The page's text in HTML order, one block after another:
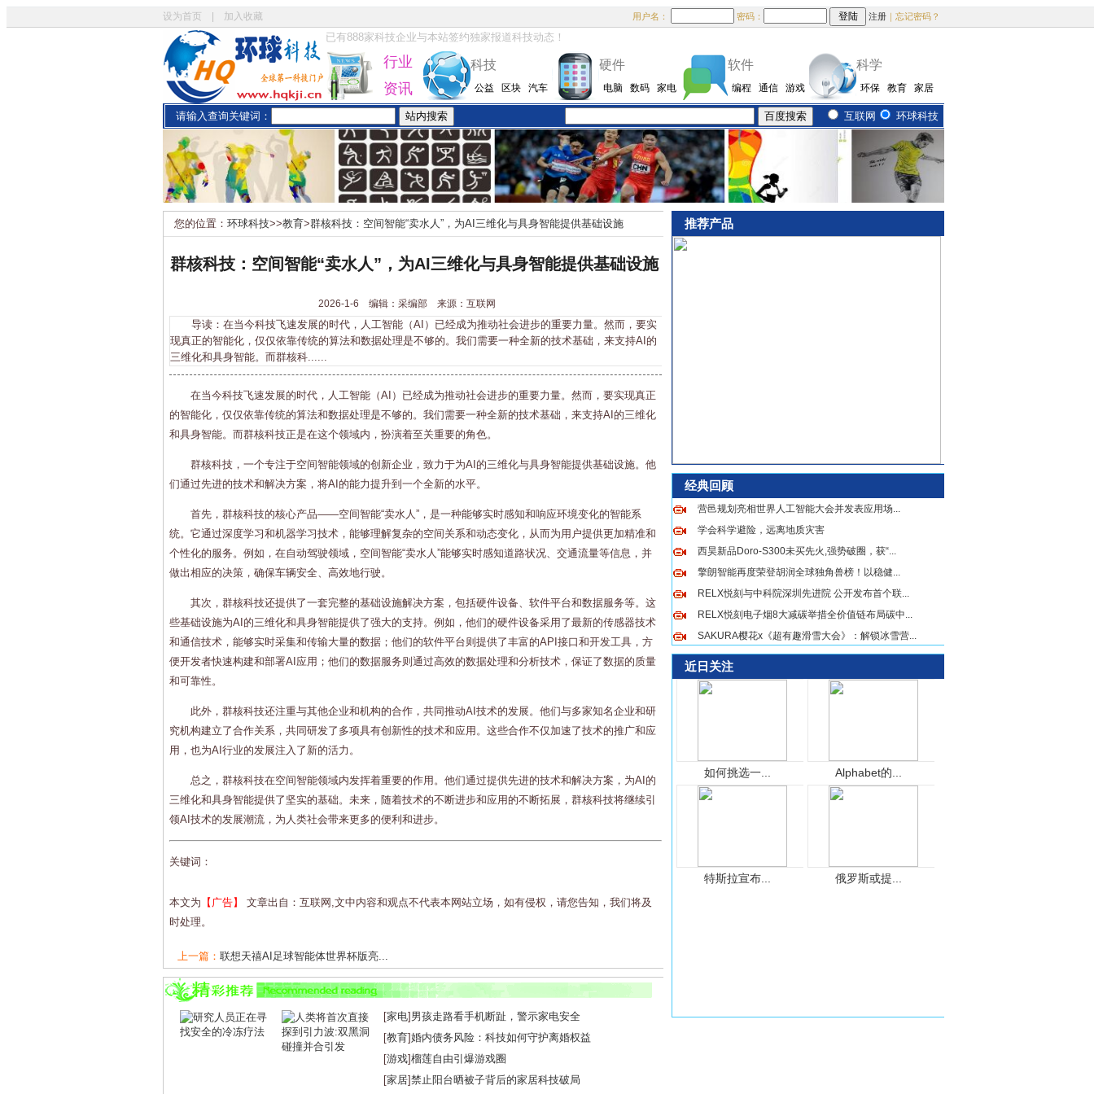
设为首页 加入收藏 用户名： 密码： 注册 ｜忘记密码？
已有888家科技企业与本站签约独家报道科技动态！
行业
资讯
科技
公益 区块 汽车
硬件
电脑 数码 家电
软件
编程 通信 游戏
科学
环保 教育 家居
请输入查询关键词： 互联网 环球科技
您的位置： 环球科技>>教育>群核科技：空间智能“卖水人”，为AI三维化与具身智能提供基础设施
群核科技：空间智能“卖水人”，为AI三维化与具身智能提供基础设施
2026-1-6 编辑：采编部 来源：互联网
导读：在当今科技飞速发展的时代，人工智能（AI）已经成为推动社会进步的重要力量。然而，要实
现真正的智能化，仅仅依靠传统的算法和数据处理是不够的。我们需要一种全新的技术基础，来支持AI的
三维化和具身智能。而群核科......
在当今科技飞速发展的时代，人工智能（AI）已经成为推动社会进步的重要力量。然而，要实现真正
的智能化，仅仅依靠传统的算法和数据处理是不够的。我们需要一种全新的技术基础，来支持AI的三维化
和具身智能。而群核科技正是在这个领域内，扮演着至关重要的角色。
群核科技，一个专注于空间智能领域的创新企业，致力于为AI的三维化与具身智能提供基础设施。他
们通过先进的技术和解决方案，将AI的能力提升到一个全新的水平。
首先，群核科技的核心产品——空间智能“卖水人”，是一种能够实时感知和响应环境变化的智能系
统。它通过深度学习和机器学习技术，能够理解复杂的空间关系和动态变化，从而为用户提供更加精准和
个性化的服务。例如，在自动驾驶领域，空间智能“卖水人”能够实时感知道路状况、交通流量等信息，并
做出相应的决策，确保车辆安全、高效地行驶。
其次，群核科技还提供了一套完整的基础设施解决方案，包括硬件设备、软件平台和数据服务等。这
些基础设施为AI的三维化和具身智能提供了强大的支持。例如，他们的硬件设备采用了最新的传感器技术
和通信技术，能够实时采集和传输大量的数据；他们的软件平台则提供了丰富的API接口和开发工具，方
便开发者快速构建和部署AI应用；他们的数据服务则通过高效的数据处理和分析技术，保证了数据的质量
和可靠性。
此外，群核科技还注重与其他企业和机构的合作，共同推动AI技术的发展。他们与多家知名企业和研
究机构建立了合作关系，共同研发了多项具有创新性的技术和应用。这些合作不仅加速了技术的推广和应
用，也为AI行业的发展注入了新的活力。
总之，群核科技在空间智能领域内发挥着重要的作用。他们通过提供先进的技术和解决方案，为AI的
三维化和具身智能提供了坚实的基础。未来，随着技术的不断进步和应用的不断拓展，群核科技将继续引
领AI技术的发展潮流，为人类社会带来更多的便利和进步。
关键词：
本文为 【广告】
文章出自：互联网,文中内容和观点不代表本网站立场，如有侵权，请您告知，我们将及
时处理。
上一篇： 联想天禧AI足球智能体世界杯版亮...
下一篇：海致科技：图模融合技术引领者，...
[家电] 男孩走路看手机断趾，警示家电安全
[教育]婚内债务风险：科技如何守护离婚权益
[游戏]榴莲自由引爆游戏圈
[家居]禁止阳台晒被子背后的家居科技破局
推荐产品
经典回顾
营邑规划亮相世界人工智能大会并发表应用场...
学会科学避险，远离地质灾害
西昊新品Doro-S300未买先火,强势破圈，获“...
擎朗智能再度荣登胡润全球独角兽榜！以稳健...
RELX悦刻与中科院深圳先进院 公开发布首个联...
RELX悦刻电子烟8大减碳举措全价值链布局碳中...
SAKURA樱花x《超有趣滑雪大会》：解锁冰雪营...
近日关注
如何挑选一... Alphabet的...
特斯拉宣布... 俄罗斯或提...